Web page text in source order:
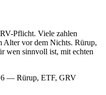
Pflicht. Viele zahlen
Alter vor dem Nichts. Rürup,
wen sinnvoll ist, mit echten